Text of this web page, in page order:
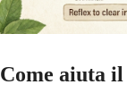
Come aiuta